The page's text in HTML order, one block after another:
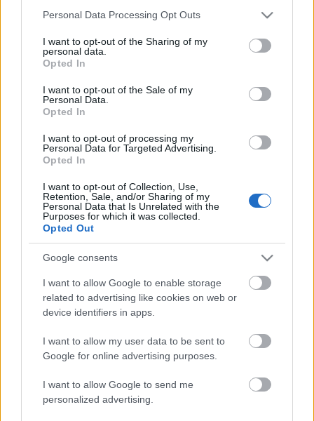
Please note that this website/app uses one or more Google
not limited to your visit or usage behaviour. You may click to
grant or deny consent to Google and its third-party tags to
use your data for below specified purposes in below Google
consent section.
Personal Data Processing Opt Outs
I want to opt-out of the Sharing of my
personal data.
Opted In
I want to opt-out of the Sale of my
Personal Data.
Opted In
I want to opt-out of processing my
Personal Data for Targeted Advertising.
Opted In
I want to opt-out of Collection, Use,
Retention, Sale, and/or Sharing of my
Personal Data that Is Unrelated with the
Purposes for which it was collected.
Opted Out
Google consents
I want to allow Google to enable storage
related to advertising like cookies on web or
device identifiers in apps.
I want to allow my user data to be sent to
Google for online advertising purposes.
I want to allow Google to send me
personalized advertising.
Bicske vízellátása
termeléssel tehermentesíti a
villamosenergia-rendszert a STRABAG
HIRDETÉS
Egyhetes országos ellenőrzést tart a
rendőrség a utakon